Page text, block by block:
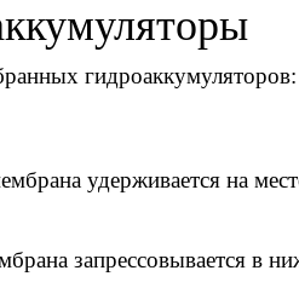
гидроаккумуляторов:
удерживается на
запрессовывается в